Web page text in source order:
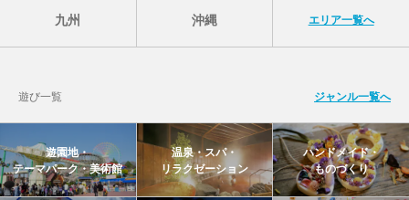
九州 沖縄 エリア一覧へ
遊び一覧 ジャンル一覧へ
遊園地・
テーマパーク・美術館
温泉・スパ・
リラクゼーション
ハンドメイド・
ものづくり